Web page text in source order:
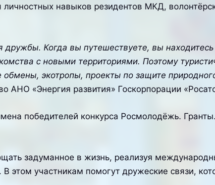
навыков резидентов МКД,
дружбы. Когда вы путешествуете, вы
с новыми территориями. Поэтому
экотропы, проекты по защите
АНО «Энергия развития» Госкорпорации
победителей конкурса Росмолодёжь.
задуманное в жизнь, реализуя
этом участникам помогут дружеские связи,